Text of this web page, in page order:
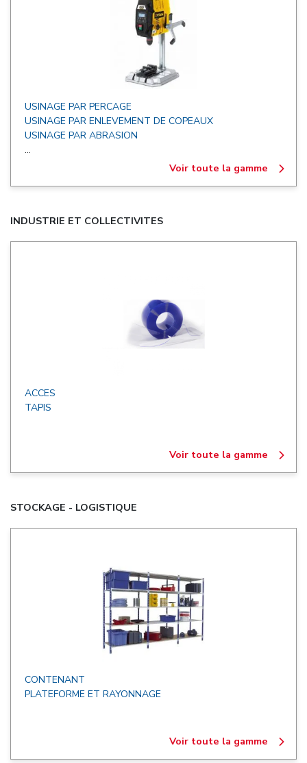
USINAGE PAR PERCAGE
USINAGE PAR ENLEVEMENT DE COPEAUX
USINAGE PAR ABRASION
...
Voir toute la gamme
INDUSTRIE ET COLLECTIVITES
ACCES
TAPIS
Voir toute la gamme
STOCKAGE - LOGISTIQUE
CONTENANT
PLATEFORME ET RAYONNAGE
Voir toute la gamme